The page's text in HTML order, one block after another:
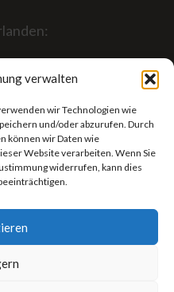
verwalten
wir Technologien wie
und/oder abzurufen. Durch
können wir Daten wie
Website verarbeiten. Wenn Sie
widerrufen, kann dies